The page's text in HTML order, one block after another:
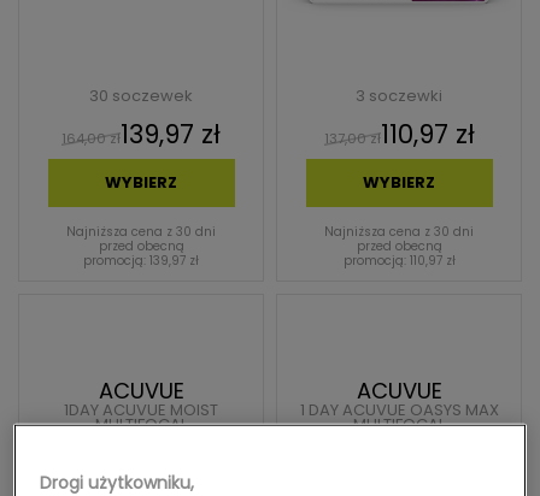
30 soczewek
164,00 zł139,97 zł
WYBIERZ
Najniższa cena z 30 dni
przed obecną
promocją: 139,97 zł
3 soczewki
137,00 zł110,97 zł
WYBIERZ
Najniższa cena z 30 dni
przed obecną
promocją: 110,97 zł
ACUVUE
1DAY ACUVUE MOIST
MULTIFOCAL
ACUVUE
1 DAY ACUVUE OASYS MAX
MULTIFOCAL
Drogi użytkowniku,